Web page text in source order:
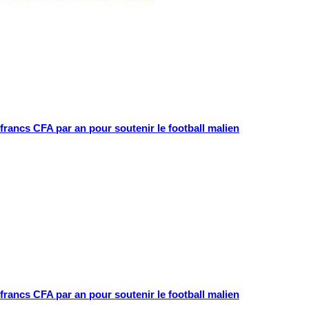
CFA par an pour soutenir le football malien
CFA par an pour soutenir le football malien